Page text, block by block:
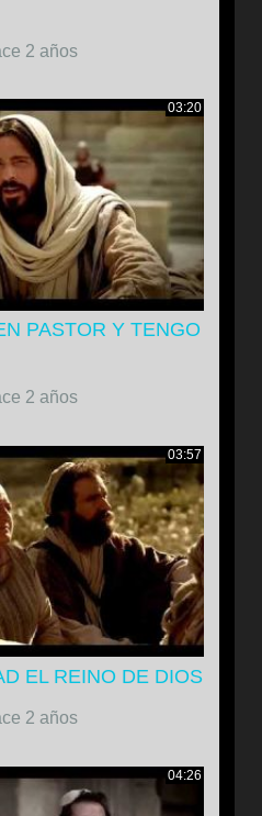
2 años
03:20
PASTOR Y TENGO
2 años
03:57
EL REINO DE DIOS
2 años
04:26